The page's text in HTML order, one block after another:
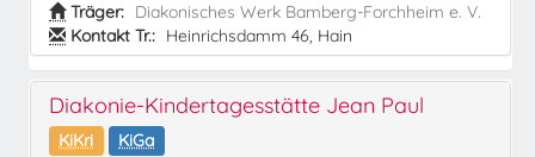
Träger: Diakonisches Werk Bamberg-Forchheim e. V.
Kontakt Tr.: Heinrichsdamm 46, Hain
Diakonie-Kindertagesstätte Jean Paul
KiKri
KiGa